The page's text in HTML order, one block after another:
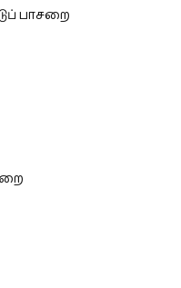
பாசறை